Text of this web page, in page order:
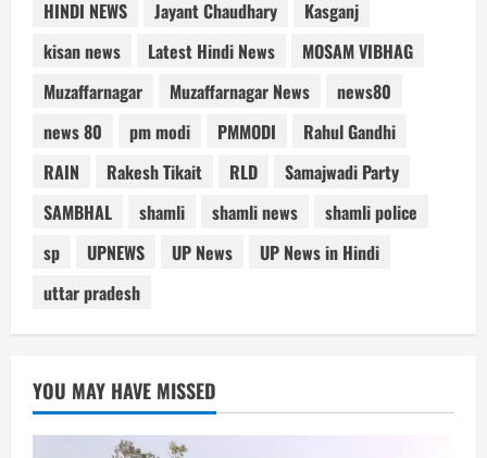
HINDI NEWS
Jayant Chaudhary
Kasganj
kisan news
Latest Hindi News
MOSAM VIBHAG
Muzaffarnagar
Muzaffarnagar News
news80
news 80
pm modi PMMODI
Rahul Gandhi
RAIN
Rakesh Tikait RLD
Samajwadi Party
SAMBHAL
shamli shamli news
shamli police
sp
UPNEWS UP News
UP News in Hindi
uttar pradesh
YOU MAY HAVE MISSED